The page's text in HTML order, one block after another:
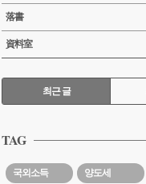
落書
資料室
RECENTLY
최근 글
근
글
TAG
국외소득 양도세